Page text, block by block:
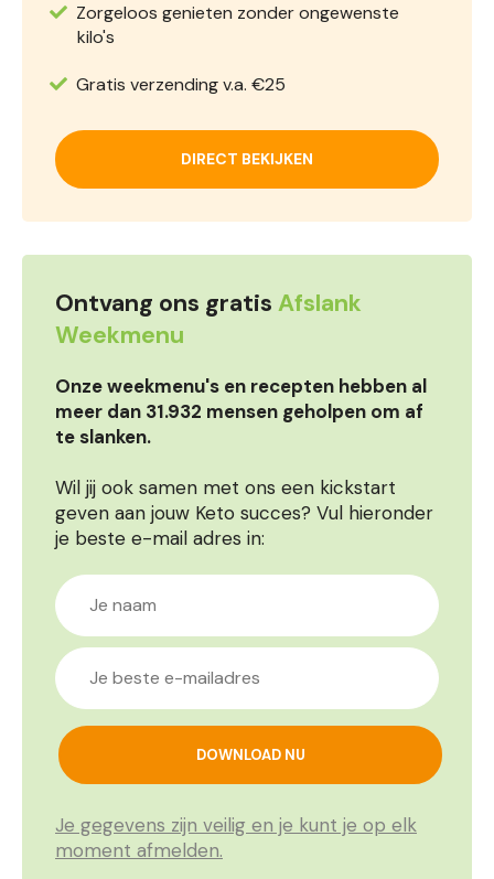
Zorgeloos genieten zonder ongewenste
kilo's
Gratis verzending v.a. €25
DIRECT BEKIJKEN
Ontvang ons gratis Afslank
Weekmenu
Onze weekmenu's en recepten hebben al
meer dan 31.932 mensen geholpen om af
te slanken.
Wil jij ook samen met ons een kickstart
geven aan jouw Keto succes? Vul hieronder
je beste e-mail adres in:
Je gegevens zijn veilig en je kunt je op elk
moment afmelden.